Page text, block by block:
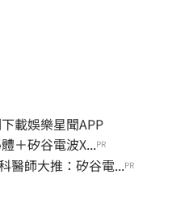
明星動態 即刻下載娛樂星聞APP
＋矽谷電波X...PR
醫師大推：矽谷電...PR